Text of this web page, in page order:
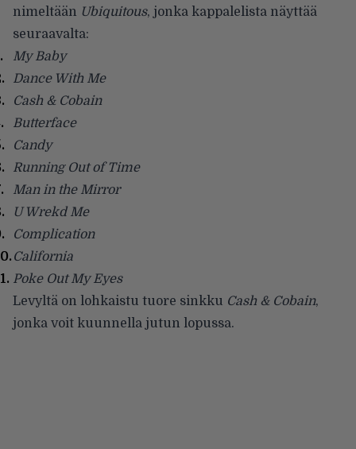
nimeltään Ubiquitous, jonka kappalelista näyttää
seuraavalta:
My Baby
Dance With Me
Cash & Cobain
Butterface
Candy
Running Out of Time
Man in the Mirror
U Wrekd Me
Complication
California
Poke Out My Eyes
Levyltä on lohkaistu tuore sinkku Cash & Cobain,
jonka voit kuunnella jutun lopussa.